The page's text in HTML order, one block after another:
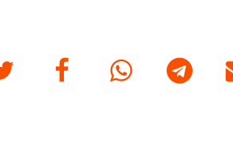
Twitter FacebookWhatsappTelegram